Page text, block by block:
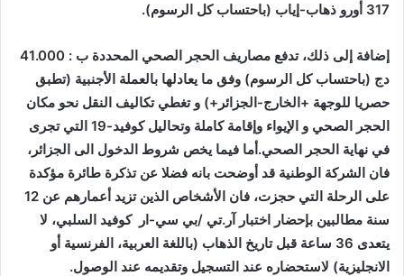
317 أورو ذهاب-إياب (باحتساب كل الرسوم).
إضافة إلى ذلك، تدفع مصاريف الحجر الصحي المحددة ب : 41.000
دج (باحتساب كل الرسوم) وفق ما يعادلها بالعملة الأجنبية (تطبق
حصريا للوجهة +الخارج-الجزائر+) و تغطي تكاليف النقل نحو مكان
الحجر الصحي و الإيواء وإقامة كاملة وتحاليل كوفيد-19 التي تجرى
في نهاية الحجر الصحي.أما فيما يخص شروط الدخول الى الجزائر،
فان الشركة الوطنية قد أوضحت بانه فضلا عن تذكرة طائرة مؤكدة
على الرحلة التي حجزت، فان الأشخاص الذين تزيد أعمارهم عن 12
سنة مطالبين بإحضار اختبار آر.تي /بي سي-ار كوفيد السلبي، لا
يتعدى 36 ساعة قبل تاريخ الذهاب (باللغة العربية، الفرنسية أو
الانجليزية) لاستحضاره عند التسجيل وتقديمه عند الوصول.